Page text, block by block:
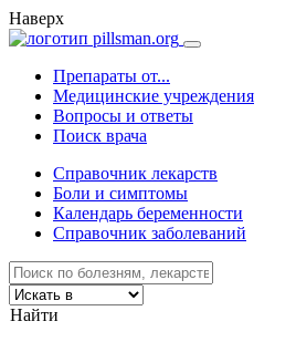
Наверх
Препараты от...
Медицинские учреждения
Вопросы и ответы
Поиск врача
Справочник лекарств
Боли и симптомы
Календарь беременности
Справочник заболеваний
Найти